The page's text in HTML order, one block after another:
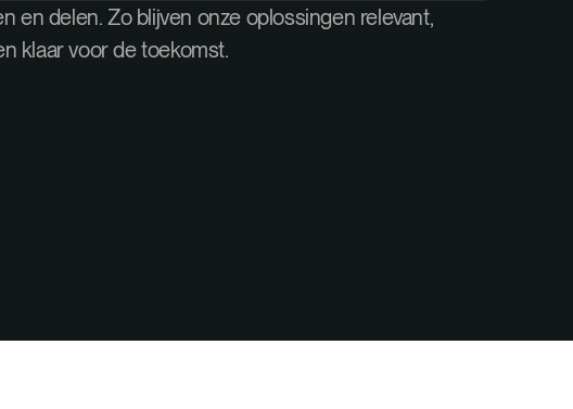
en delen. Zo blijven onze oplossingen relevant,
klaar voor de toekomst.